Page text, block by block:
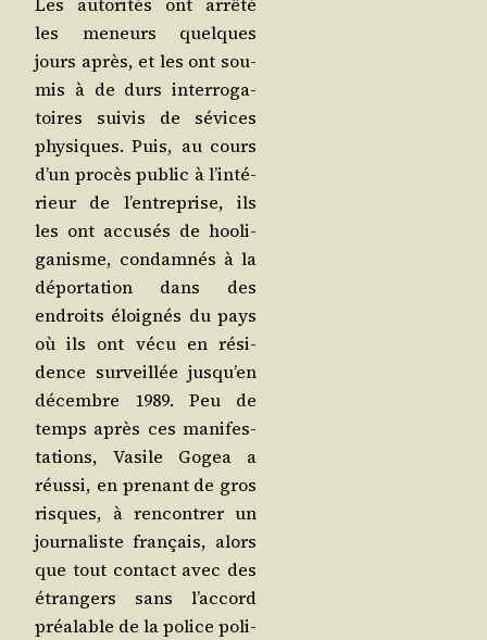
les meneurs quelques
jours après, et les ont sou­
mis à de durs inter­ro­ga­
toires sui­vis de sévices
phy­siques. Puis, au cours
d’un pro­cès public à l’in­té­
rieur de l’en­tre­prise, ils
les ont accu­sés de hoo­li­
ga­nisme, condam­nés à la
dépor­ta­tion dans des
endroits éloi­gnés du pays
où ils ont vécu en rési­
dence sur­veillée jus­qu’en
décembre 1989. Peu de
temps après ces mani­fes­
ta­tions, Vasile Gogea a
réus­si, en pre­nant de gros
risques, à ren­con­trer un
jour­na­liste fran­çais, alors
que tout contact avec des
étran­gers sans l’ac­cord
préa­lable de la police poli­